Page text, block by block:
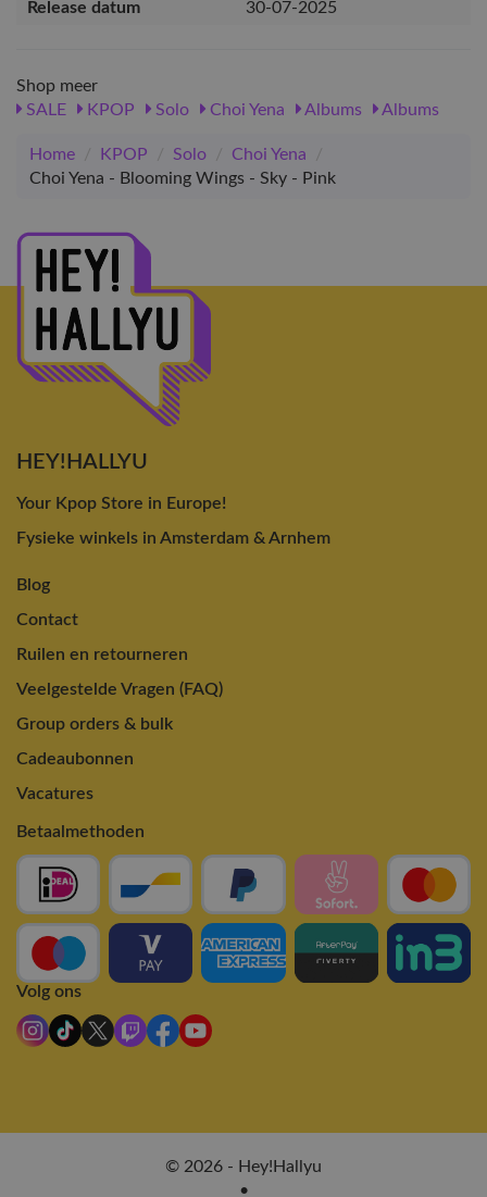
Release datum
30-07-2025
Shop meer
SALE
KPOP Solo Choi Yena Albums Albums
Home / KPOP / Solo / Choi Yena
/
Choi Yena - Blooming Wings - Sky - Pink
HEY!HALLYU
Your Kpop Store in Europe!
Fysieke winkels in Amsterdam & Arnhem
Blog
Contact
Ruilen en retourneren
Veelgestelde Vragen (FAQ)
Group orders & bulk
Cadeaubonnen
Vacatures
Betaalmethoden
Volg ons
© 2026 - Hey!Hallyu
•